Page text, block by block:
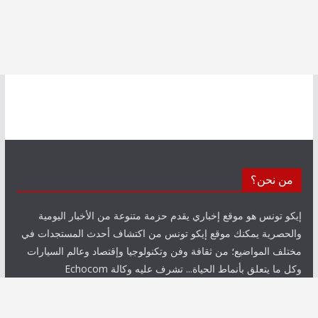
من نحن؟
إيكو تونس هو موقع إخباري يقدم حزمة متنوعة من الأخبار اليومية
والحصرية يمكنك موقع إيكو تونس من اكتشاف أحدث المستجدات في
مختلف المواضيع؛ من ثقافة وفن وتكنولوجيا وإقتصاد وعالم السيارات
وكل ما يتعلق بأنماط الحياة... تشرف عليه وكالة Echocom